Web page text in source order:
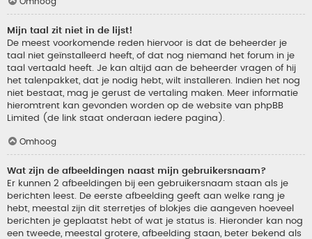
Mijn taal zit niet in de lijst!
De meest voorkomende reden hiervoor is dat de beheerder je
taal niet geïnstalleerd heeft, of dat nog niemand het forum in je
taal vertaald heeft. Je kan altijd aan de beheerder vragen of hij
het talenpakket, dat je nodig hebt, wilt installeren. Indien het nog
niet bestaat, mag je gerust de vertaling maken. Meer informatie
hieromtrent kan gevonden worden op de website van phpBB
Limited (de link staat onderaan iedere pagina).
Omhoog
Wat zijn de afbeeldingen naast mijn gebruikersnaam?
Er kunnen 2 afbeeldingen bij een gebruikersnaam staan als je
berichten leest. De eerste afbeelding geeft aan welke rang je
hebt, meestal zijn dit sterretjes of blokjes die aangeven hoeveel
berichten je geplaatst hebt of wat je status is. Hieronder kan nog
een tweede, meestal grotere, afbeelding staan, beter bekend als